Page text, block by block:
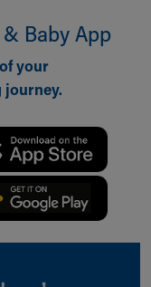
Baby App
your
journey.